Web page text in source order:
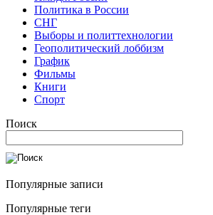
Политика в России
СНГ
Выборы и политтехнологии
Геополитический лоббизм
График
Фильмы
Книги
Спорт
Поиск
Популярные записи
Популярные теги